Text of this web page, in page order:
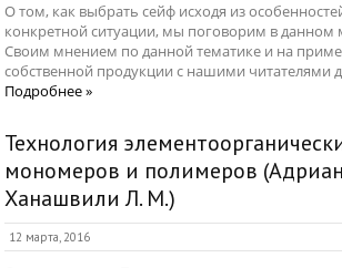
О том, как выбрать сейф исходя из
конкретной ситуации, мы поговорим в данном
Своим мнением по данной тематике и на
собственной продукции с нашими читателями
Подробнее »
Технология
мономеров и полимеров
Ханашвили Л. М.)
12 марта, 2016